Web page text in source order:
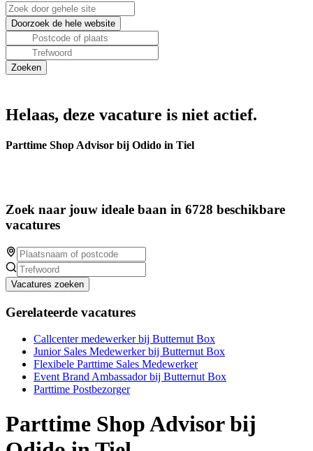
Helaas, deze vacature is niet actief.
Parttime Shop Advisor bij Odido in Tiel
Zoek naar jouw ideale baan in 6728 beschikbare
vacatures
Vacatures zoeken
Gerelateerde vacatures
Callcenter medewerker bij Butternut Box
Junior Sales Medewerker bij Butternut Box
Flexibele Parttime Sales Medewerker
Event Brand Ambassador bij Butternut Box
Parttime Postbezorger
Parttime Shop Advisor bij